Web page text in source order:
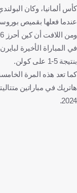
كأس ألمانيا، وكان
عندما فعلها بقميص
في المباراة الأخيرة
بنتيجة 5-1 على كولن.
كما تعد هذه المرة
هاتريك في مباراتين
2024.